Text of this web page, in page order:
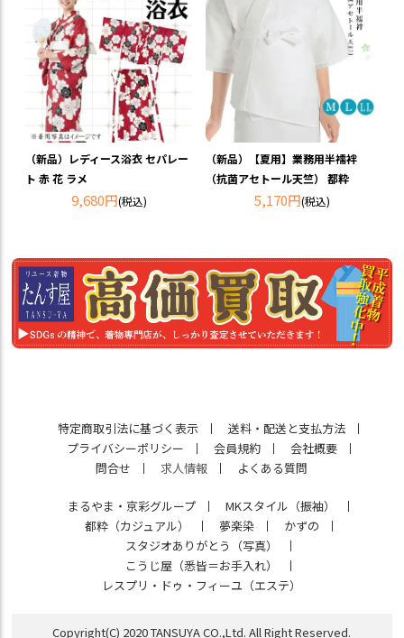
（新品）レディース浴衣 セパレー
ト 赤 花 ラメ
9,680円(税込)
（新品）【夏用】業務用半襦袢
（抗菌アセトール天竺） 都粋
5,170円(税込)
特定商取引法に基づく表示
送料・配送と支払方法
プライバシーポリシー
会員規約
会社概要
問合せ
求人情報 よくある質問
まるやま・京彩グループ
MKスタイル（振袖）
都粋（カジュアル）
夢楽染
かずの
スタジオありがとう（写真）
こうじ屋（悉皆＝お手入れ）
レスプリ・ドゥ・フィーユ（エステ）
Copyright(C) 2020 TANSUYA CO.,Ltd. All Right Reserved.